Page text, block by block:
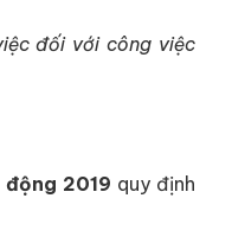
đối với công việc
2019 quy định